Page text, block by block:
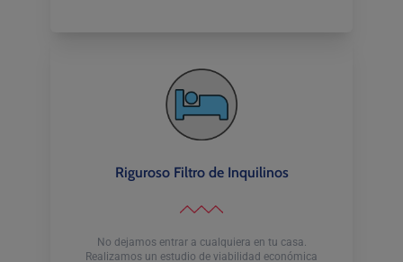
Riguroso Filtro de Inquilinos
No dejamos entrar a cualquiera en tu casa.
Realizamos un estudio de viabilidad económica